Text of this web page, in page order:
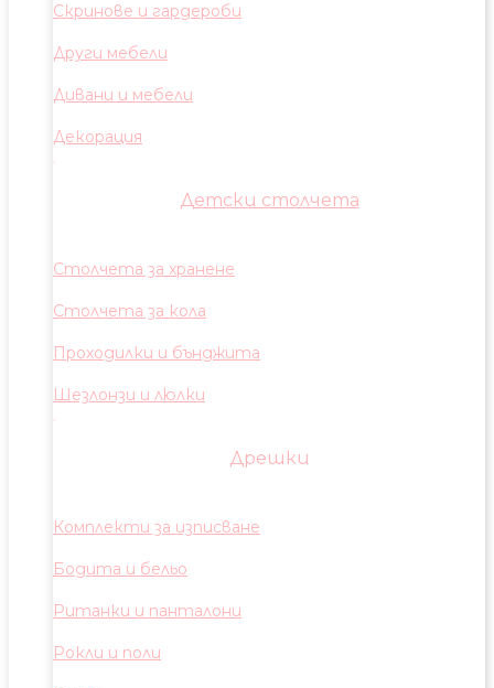
Скринове и гардероби
Други мебели
Дивани и мебели
Декорация
Детски столчета
Столчета за хранене
Столчета за кола
Проходилки и бънджита
Шезлонзи и люлки
Дрешки
Комплекти за изписване
Бодита и бельо
Ританки и панталони
Рокли и поли